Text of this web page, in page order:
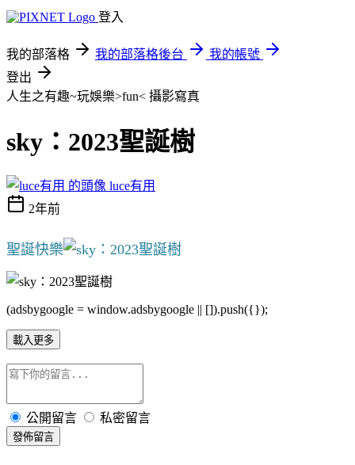
登入
我的部落格 我的部落格後台
我的帳號
登出
人生之有趣~玩娛樂>fun< 攝影寫真
sky：2023聖誕樹
luce有用
2年前
聖誕快樂
(adsbygoogle = window.adsbygoogle || []).push({});
載入更多
公開留言 私密留言
發佈留言